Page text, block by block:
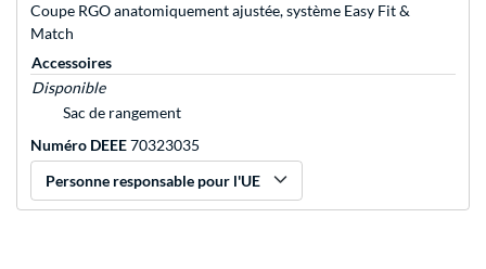
Coupe RGO anatomiquement ajustée, système Easy Fit &
Match
Accessoires
Disponible
Sac de rangement
Numéro DEEE70323035
Personne responsable pour l'UE